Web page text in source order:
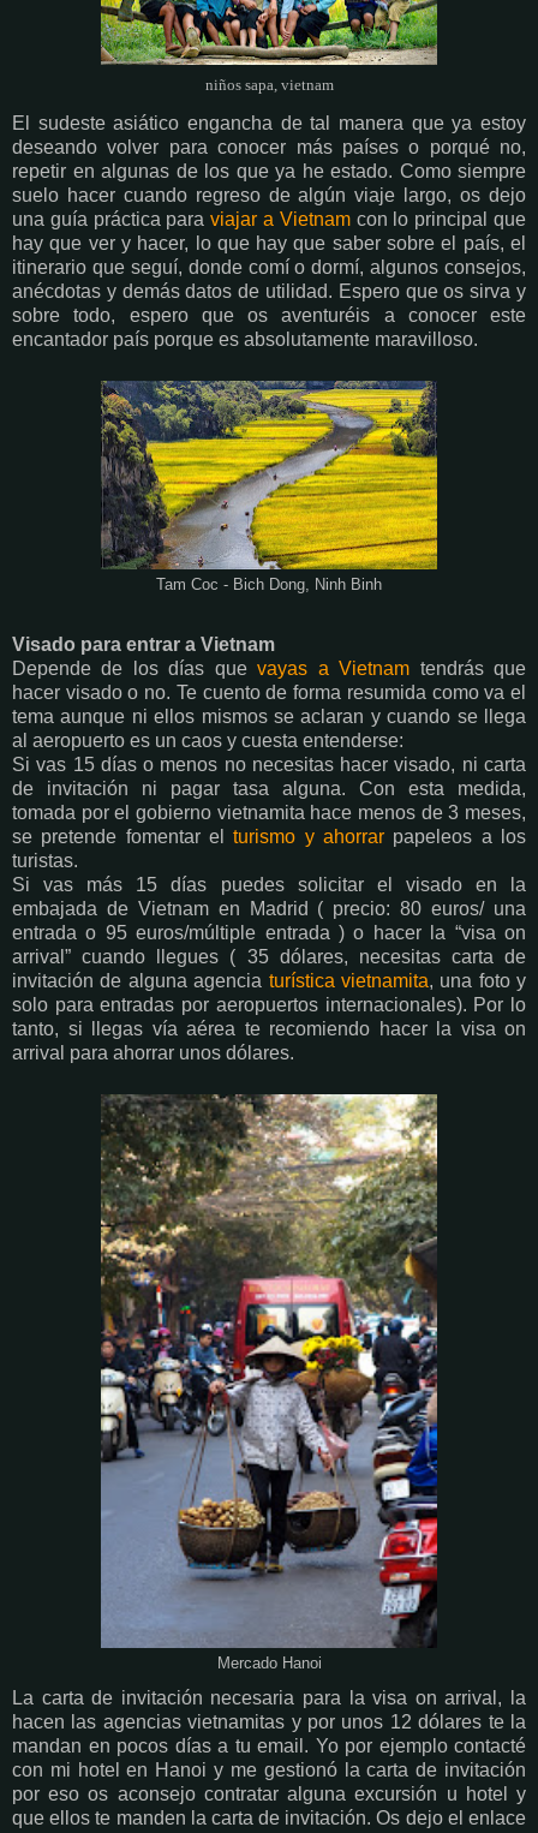
niños sapa, vietnam
El sudeste asiático engancha de tal manera que ya estoy
deseando volver para conocer más países o porqué no,
repetir en algunas de los que ya he estado. Como siempre
suelo hacer cuando regreso de algún viaje largo, os dejo
una guía práctica paraviajar a Vietnam con lo principal que
hay que ver y hacer, lo que hay que saber sobre el país, el
itinerario que seguí, donde comí o dormí, algunos consejos,
anécdotas y demás datos de utilidad. Espero que os sirva y
sobre todo, espero que os aventuréis a conocer este
encantador país porque es absolutamente maravilloso.
Tam Coc - Bich Dong, Ninh Binh
Visado para entrar a Vietnam
Depende de los días quevayas a Vietnam tendrás que
hacer visado o no. Te cuento de forma resumida como va el
tema aunque ni ellos mismos se aclaran y cuando se llega
al aeropuerto es un caos y cuesta entenderse:
Si vas 15 días o menos no necesitas hacer visado, ni carta
de invitación ni pagar tasa alguna. Con esta medida,
tomada por el gobierno vietnamita hace menos de 3 meses,
se pretende fomentar elturismo y ahorrar papeleos a los
turistas.
Si vas más 15 días puedes solicitar el visado en la
embajada de Vietnam en Madrid ( precio: 80 euros/ una
entrada o 95 euros/múltiple entrada ) o hacer la “visa on
arrival” cuando llegues ( 35 dólares, necesitas carta de
invitación de alguna agencia turística vietnamita, una foto y
solo para entradas por aeropuertos internacionales). Por lo
tanto, si llegas vía aérea te recomiendo hacer la visa on
arrival para ahorrar unos dólares.
Mercado Hanoi
La carta de invitación necesaria para la visa on arrival, la
hacen las agencias vietnamitas y por unos 12 dólares te la
mandan en pocos días a tu email. Yo por ejemplo contacté
con mi hotel en Hanoi y me gestionó la carta de invitación
por eso os aconsejo contratar alguna excursión u hotel y
que ellos te manden la carta de invitación. Os dejo el enlace